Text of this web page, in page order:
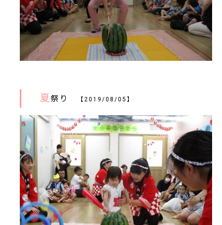
夏祭り 【2019/08/05】